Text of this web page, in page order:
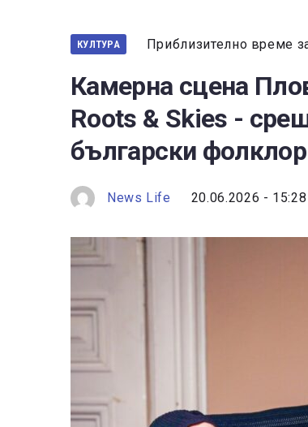
КУЛТУРА Приблизително време
Камерна сцена
Roots & Skies -
български
News Life 20.06.2026 - 15:28